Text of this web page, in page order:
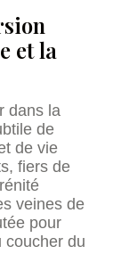
et la
dans la
de
de vie
fiers de
veines de
pour
coucher du